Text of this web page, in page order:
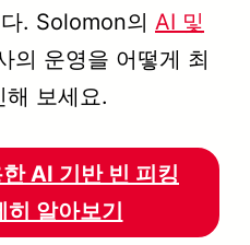
. Solomon의 AI 및
의 운영을 어떻게 최
해 보세요.
AI 기반 빈 피킹
히 알아보기